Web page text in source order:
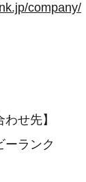
company/
せ先】
ーランク